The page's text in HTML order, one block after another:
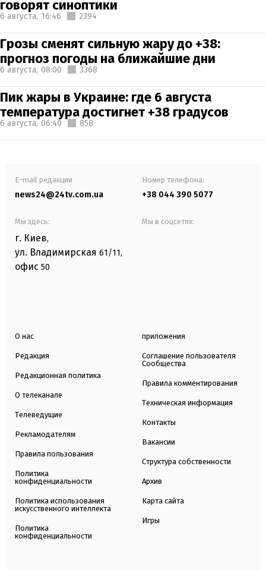
говорят синоптики
6 августа, 16:46 2394
Грозы сменят сильную жару до +38:
прогноз погоды на ближайшие дни
6 августа, 08:00 3368
Пик жары в Украине: где 6 августа
температура достигнет +38 градусов
6 августа, 06:40 858
E-mail редакции
news24@24tv.com.ua
Номер телефона:
+38 044 390 5077
Мы здесь:
г. Киев,
ул. Владимирская 61/11,
офис 50
Мы в соцсетях:
О нас
Редакция
Редакционная политика
О телеканале
Телеведущие
Рекламодателям
Правила пользования
Политика
конфиденциальности
Политика использования
искусственного интеллекта
Политика
конфиденциальности
приложения
Соглашение пользователя
Сообщества
Правила комментирования
Техническая информация
Контакты
Вакансии
Структура собственности
Архив
Карта сайта
Игры